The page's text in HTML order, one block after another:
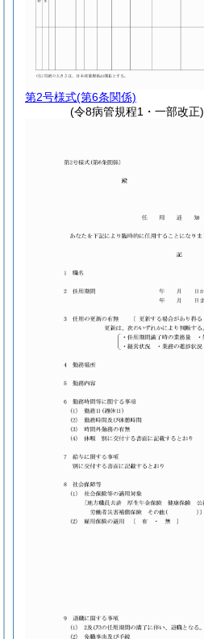
第2号様式(第6条関係)
(令8病管規程1・一部改正)